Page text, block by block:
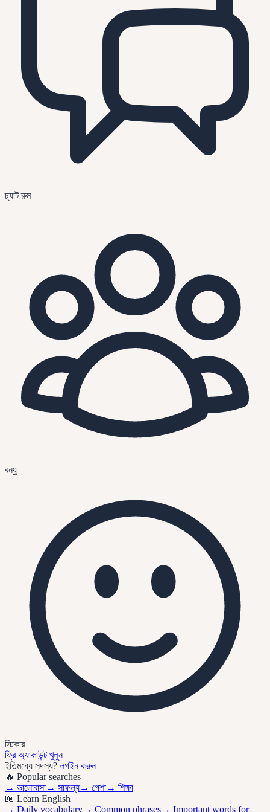
চ্যাট রুম
বন্ধু
স্টিকার
ফ্রি অ্যাকাউন্ট খুলুন
ইতিমধ্যে সদস্য? লগইন করুন
🔥 Popular searches
→ ভালোবাসা→ সাফল্য→ পেশা→ শিক্ষা
📖 Learn English
→ Daily vocabulary→ Common phrases→ Important words for